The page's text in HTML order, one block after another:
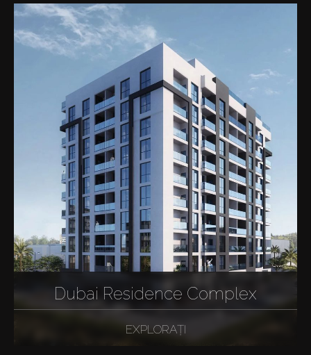
Dubai Residence Complex
EXPLORAȚI